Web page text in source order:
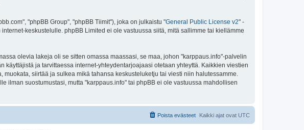
"phpBB Group", "phpBB Tiimit"), joka on julkaistu "General Public License v2" -
keskustelulle. phpBB Limited ei ole vastuussa siitä, mitä sallimme tai kiellämme
olevia lakeja oli se sitten omassa maassasi, se maa, johon "karppaus.info"-palvelin
ja tarvittaessa internet-yhteydentarjoajaasi otetaan yhteyttä. Kaikkien viestien
siirtää ja sulkea mikä tahansa keskusteluketju tai viesti niin halutessamme.
ilman suostumustasi, mutta "karppaus.info" tai phpBB ei ole vastuussa mahdollisen
Kaikki ajat ovat UTC
Poista evästeet